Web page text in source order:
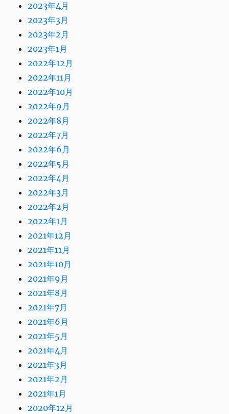
2023年4月
2023年3月
2023年2月
2023年1月
2022年12月
2022年11月
2022年10月
2022年9月
2022年8月
2022年7月
2022年6月
2022年5月
2022年4月
2022年3月
2022年2月
2022年1月
2021年12月
2021年11月
2021年10月
2021年9月
2021年8月
2021年7月
2021年6月
2021年5月
2021年4月
2021年3月
2021年2月
2021年1月
2020年12月